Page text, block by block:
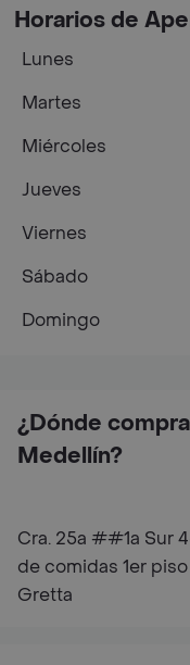
¿Dónde
Medellín?
Cra. 25a ##1a Sur
de comidas 1er piso
Gretta
Horarios de
Lunes
Martes
Miércoles
Jueves
Viernes
Sábado
Domingo